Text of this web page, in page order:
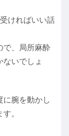
ければいい話
で、局所麻酔
いでしょ
に腕を動かし
。